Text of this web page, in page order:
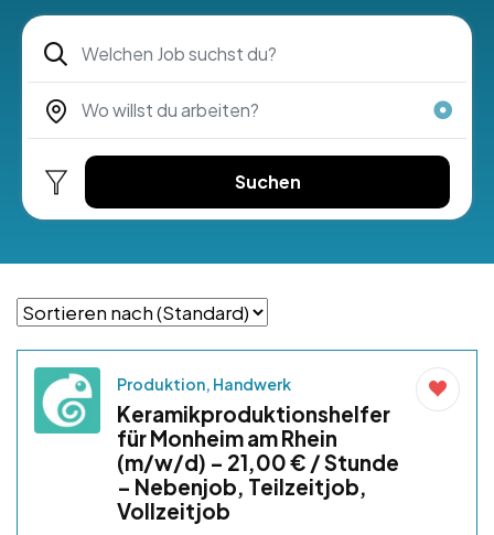
Suchen
Produktion, Handwerk
Keramikproduktionshelfer
für Monheim am Rhein
(m/w/d) – 21,00 € / Stunde
– Nebenjob, Teilzeitjob,
Vollzeitjob